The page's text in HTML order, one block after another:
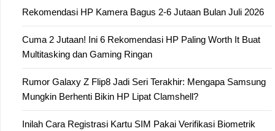
Rekomendasi HP Kamera Bagus 2-6 Jutaan Bulan Juli 2026
Cuma 2 Jutaan! Ini 6 Rekomendasi HP Paling Worth It Buat
Multitasking dan Gaming Ringan
Rumor Galaxy Z Flip8 Jadi Seri Terakhir: Mengapa Samsung
Mungkin Berhenti Bikin HP Lipat Clamshell?
Inilah Cara Registrasi Kartu SIM Pakai Verifikasi Biometrik